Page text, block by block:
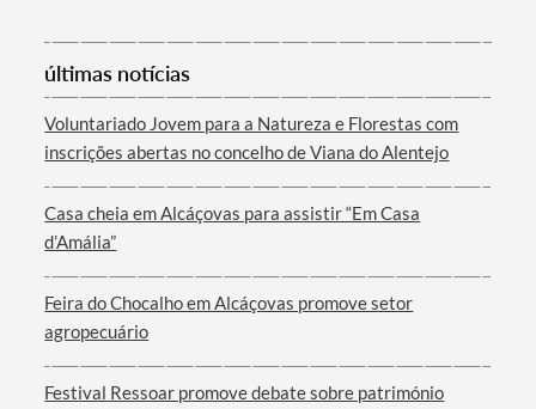
Termo de Pesquisa
Categorias gerais
Filtros
últimas notícias
Voluntariado Jovem para a Natureza e Florestas com
inscrições abertas no concelho de Viana do Alentejo
Casa cheia em Alcáçovas para assistir “Em Casa
d’Amália”
Feira do Chocalho em Alcáçovas promove setor
agropecuário
Festival Ressoar promove debate sobre património